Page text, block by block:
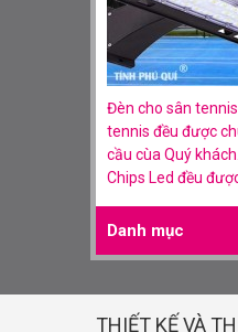
Đèn cho sân
tennis đều được
cầu cùa Quý
Chips Led đều
Danh mục
THIẾT KẾ VÀ